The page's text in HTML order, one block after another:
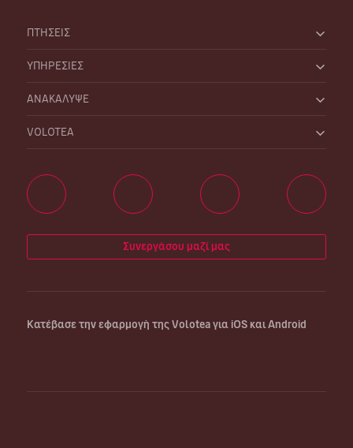
ΠΤΗΣΕΙΣ
ΥΠΗΡΕΣΙΕΣ
ΑΝΑΚΑΛΥΨΕ
VOLOTEA
Συνεργάσου μαζί μας
Κατέβασε την εφαρμογή της Volotea για iOS και Android